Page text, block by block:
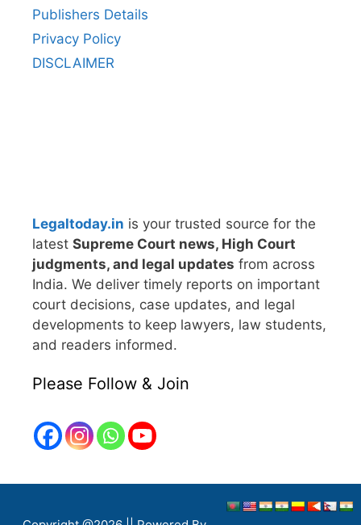
Publishers Details
Privacy Policy
DISCLAIMER
Legaltoday.in is your trusted source for the
latest Supreme Court news, High Court
judgments, and legal updates from across
India. We deliver timely reports on important
court decisions, case updates, and legal
developments to keep lawyers, law students,
and readers informed.
Please Follow & Join